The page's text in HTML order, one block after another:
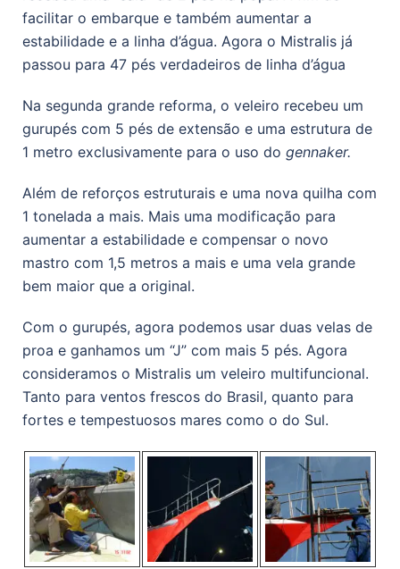
facilitar o embarque e também aumentar a
estabilidade e a linha d’água. Agora o Mistralis já
passou para 47 pés verdadeiros de linha d’água
Na segunda grande reforma, o veleiro recebeu um
gurupés com 5 pés de extensão e uma estrutura de
1 metro exclusivamente para o uso do gennaker.
Além de reforços estruturais e uma nova quilha com
1 tonelada a mais. Mais uma modificação para
aumentar a estabilidade e compensar o novo
mastro com 1,5 metros a mais e uma vela grande
bem maior que a original.
Com o gurupés, agora podemos usar duas velas de
proa e ganhamos um “J” com mais 5 pés. Agora
consideramos o Mistralis um veleiro multifuncional.
Tanto para ventos frescos do Brasil, quanto para
fortes e tempestuosos mares como o do Sul.